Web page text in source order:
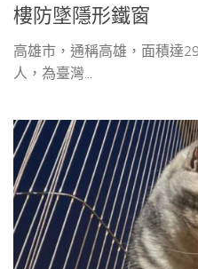
樓防墜隱形鐵窗
高雄市，通稱高雄，面積達
人，為臺灣...